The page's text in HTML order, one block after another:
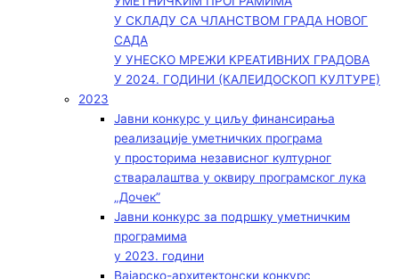
У СКЛАДУ СА ЧЛАНСТВОМ ГРАДА НОВОГ
САДА
У УНЕСКО МРЕЖИ КРЕАТИВНИХ ГРАДОВА
У 2024. ГОДИНИ (КАЛЕИДОСКОП КУЛТУРЕ)
2023
Јавни конкурс у циљу финансирања
реализације уметничких програма
у просторима независног културног
стваралаштва у оквиру програмског лука
„Дочек”
Јавни конкурс за подршку уметничким
програмима
у 2023. години
Вајарско-архитектонски конкурс